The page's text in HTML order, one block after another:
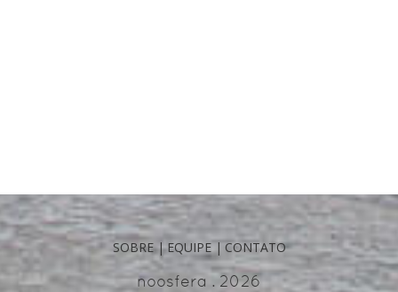
SOBRE | EQUIPE | CONTATO
noosfera . 2026